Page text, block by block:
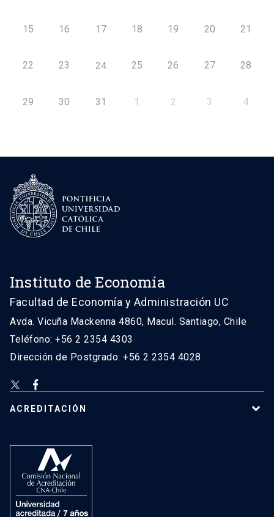
15 16 17 18 19 20 21
22 23 24 25 26 27 28
29 30 31 1 2 3 4
Instituto de Economía
Facultad de Economía y Administración UC
Avda. Vicuña Mackenna 4860, Macul. Santiago, Chile
Teléfono: +56 2 2354 4303
Dirección de Postgrado: +56 2 2354 4028
ACREDITACIÓN